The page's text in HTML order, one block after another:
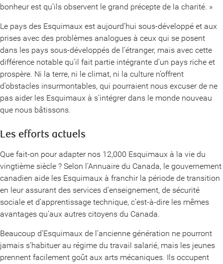
bonheur est qu’ils observent le grand précepte de la charité. »
Le pays des Esquimaux est aujourd’hui sous-développé et aux
prises avec des problèmes analogues à ceux qui se posent
dans les pays sous-développés de l’étranger, mais avec cette
différence notable qu’il fait partie intégrante d’un pays riche et
prospère. Ni la terre, ni le climat, ni la culture n’offrent
d’obstacles insurmontables, qui pourraient nous excuser de ne
pas aider les Esquimaux à s’intégrer dans le monde nouveau
que nous bâtissons.
Les efforts actuels
Que fait-on pour adapter nos 12,000 Esquimaux à la vie du
vingtième siècle ? Selon l’Annuaire du Canada, le gouvernement
canadien aide les Esquimaux à franchir la période de transition
en leur assurant des services d’enseignement, de sécurité
sociale et d’apprentissage technique, c’est-à-dire les mêmes
avantages qu’aux autres citoyens du Canada.
Beaucoup d’Esquimaux de l’ancienne génération ne pourront
jamais s’habituer au régime du travail salarié, mais les jeunes
prennent facilement goût aux arts mécaniques. Ils occupent